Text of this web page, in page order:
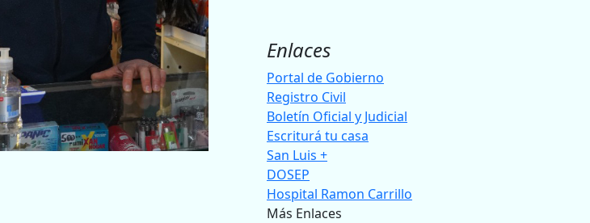
Enlaces
Portal de Gobierno
Registro Civil
Boletín Oficial y Judicial
Escriturá tu casa
San Luis +
DOSEP
Hospital Ramon Carrillo
Más Enlaces